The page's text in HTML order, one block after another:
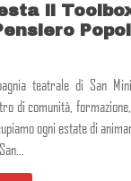
il
teatrale di San
di comunità, formazione,
ogni estate di